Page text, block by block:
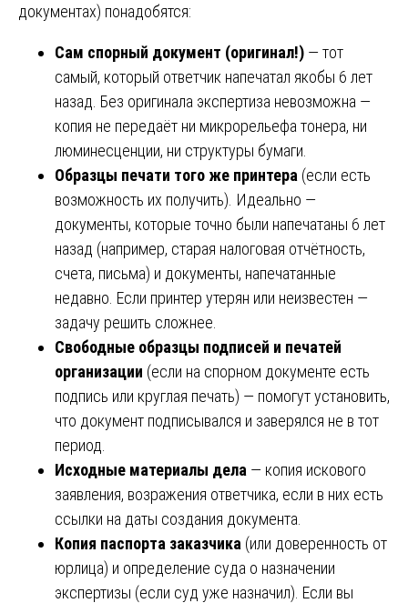
документах) понадобятся:
Сам спорный документ (оригинал!) — тот
самый, который ответчик напечатал якобы 6 лет
назад. Без оригинала экспертиза невозможна —
копия не передаёт ни микрорельефа тонера, ни
люминесценции, ни структуры бумаги.
Образцы печати того же принтера (если есть
возможность их получить). Идеально —
документы, которые точно были напечатаны 6 лет
назад (например, старая налоговая отчётность,
счета, письма) и документы, напечатанные
недавно. Если принтер утерян или неизвестен —
задачу решить сложнее.
Свободные образцы подписей и печатей
организации (если на спорном документе есть
подпись или круглая печать) — помогут установить,
что документ подписывался и заверялся не в тот
период.
Исходные материалы дела — копия искового
заявления, возражения ответчика, если в них есть
ссылки на даты создания документа.
Копия паспорта заказчика (или доверенность от
юрлица) и определение суда о назначении
экспертизы (если суд уже назначил). Если вы